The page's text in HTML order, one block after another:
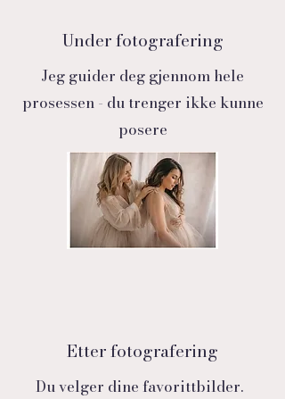
Under fotografering
Jeg guider deg gjennom hele
prosessen - du trenger ikke kunne
posere
Etter fotografering
Du velger dine favorittbilder.